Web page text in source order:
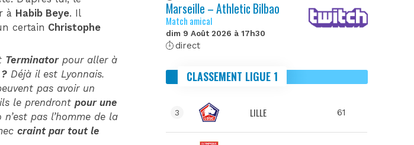
à Habib Beye. Il
certain Christophe
Terminatorpour aller à
Déjà il est Lyonnais.
pas avoir un
ils le prendrontpour une
n’est pas l’homme de la
craint par tout le
Marseille – Athletic Bilbao
Match amical
dim 9 Août 2026 à 17h30
direct
CLASSEMENT LIGUE 1
3 LILLE 61